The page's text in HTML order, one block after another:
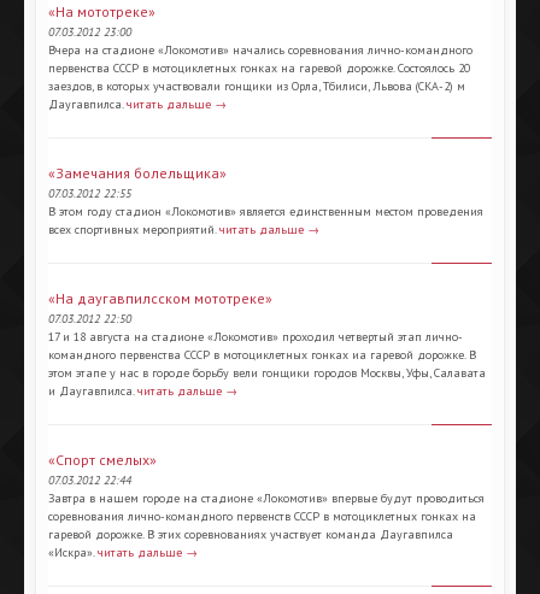
«На мототреке»
07.03.2012 23:00
Вчера на стадионе «Локомотив» начались соревнования лично-командного
первенства СССР в мотоциклетных гонках на гаревой дорожке. Состоялось 20
заездов, в которых участвовали гонщики из Орла, Тбилиси, Львова (СКА-2) м
Даугавпилса.читать дальше →
«Замечания болельщика»
07.03.2012 22:55
В этом году стадион «Локомотив» является единственным местом проведения
всех спортивных мероприятий.читать дальше →
«На даугавпилсском мототреке»
07.03.2012 22:50
17 и 18 августа на стадионе «Локомотив» проходил четвертый этап лично-
командного первенства СССР в мотоциклетных гонках иа гаревой дорожке. В
этом этапе у нас в городе борьбу вели гонщики городов Москвы, Уфы, Салавата
и Даугавпилса.читать дальше →
«Спорт смелых»
07.03.2012 22:44
Завтра в нашем городе на стадионе «Локомотив» впервые будут проводиться
соревнования лично-командного первенств СССР в мотоциклетных гонках на
гаревой дорожке. В этих соревнованиях участвует команда Даугавпилса
«Искра».читать дальше →